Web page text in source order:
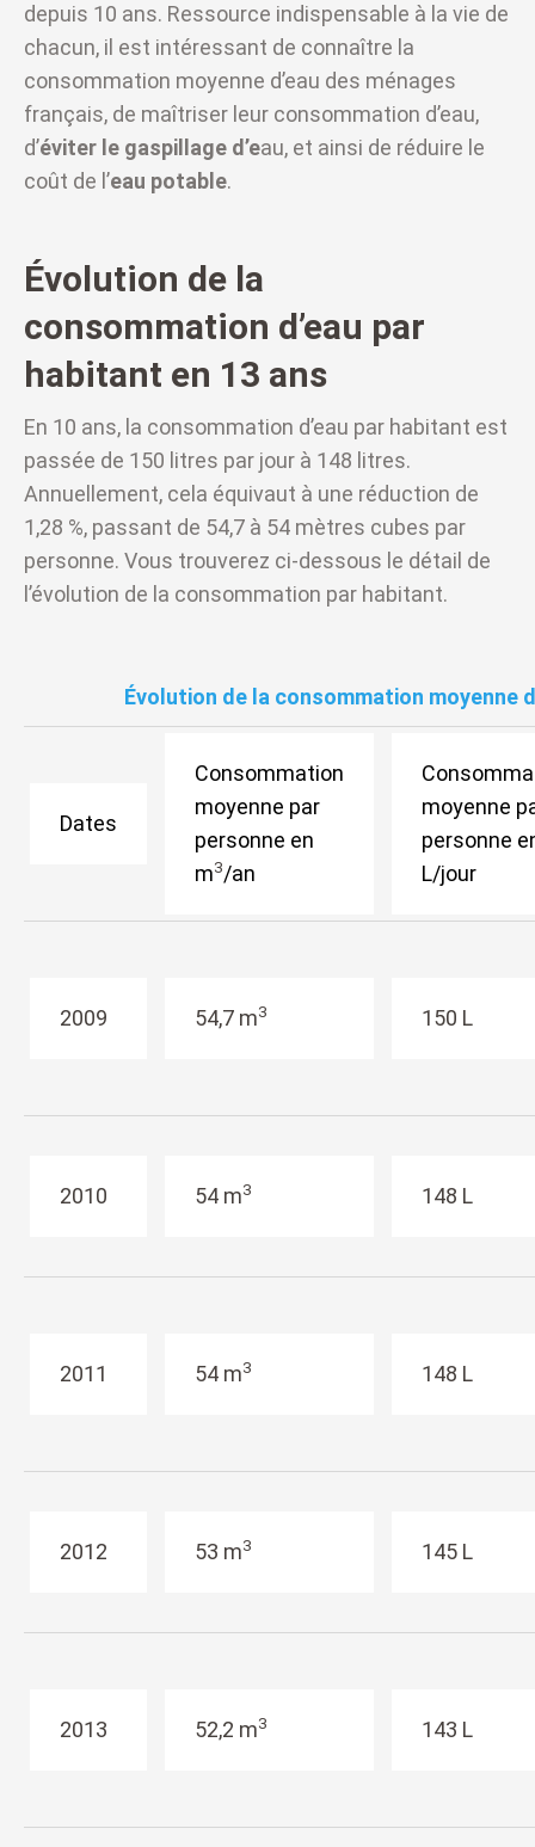
depuis 10 ans. Ressource indispensable à la vie de
chacun, il est intéressant de connaître la
consommation moyenne d’eau des ménages
français, de maîtriser leur consommation d’eau,
d’éviter le gaspillage d’eau, et ainsi de réduire le
coût de l’eau potable.
Évolution de la
consommation d’eau par
habitant en 13 ans
En 10 ans, la consommation d’eau par habitant est
passée de 150 litres par jour à 148 litres.
Annuellement, cela équivaut à une réduction de
1,28 %, passant de 54,7 à 54 mètres cubes par
personne. Vous trouverez ci-dessous le détail de
l’évolution de la consommation par habitant.
Évolution de la consommation moyenne
Dates
Consommation
moyenne par
personne en
m3/an
moyenne
personne
L/jour
2009 54,7 m3 150 L
2010 54 m3 148 L
2011 54 m3 148 L
2012 53 m3 145 L
2013 52,2 m3 143 L